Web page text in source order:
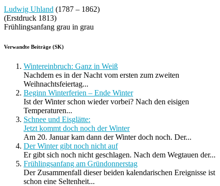
Ludwig Uhland (1787 – 1862)
(Erstdruck 1813)
Frühlingsanfang grau in grau
Verwandte Beiträge (SK)
Wintereinbruch: Ganz in Weiß
Nachdem es in der Nacht vom ersten zum zweiten
Weihnachtsfeiertag...
Beginn Winterferien – Ende Winter
Ist der Winter schon wieder vorbei? Nach den eisigen
Temperaturen...
Schnee und Eisglätte:
Jetzt kommt doch noch der Winter
Am 20. Januar kam dann der Winter doch noch. Der...
Der Winter gibt noch nicht auf
Er gibt sich noch nicht geschlagen. Nach dem Wegtauen der...
Frühlingsanfang am Gründonnerstag
Der Zusammenfall dieser beiden kalendarischen Ereignisse ist
schon eine Seltenheit...